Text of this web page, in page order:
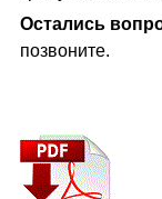
Остались
позвоните.